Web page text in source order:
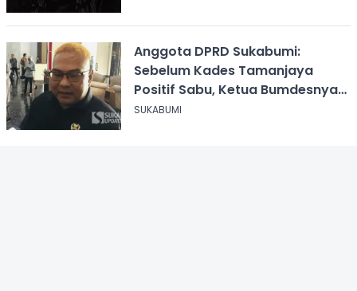
Anggota DPRD Sukabumi:
Sebelum Kades Tamanjaya
Positif Sabu, Ketua Bumdesnya
Juga Terjerat Dugaan Narkoba
SUKABUMI